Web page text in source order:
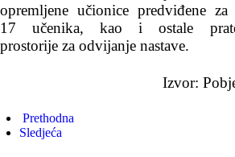
opremljene učionice predviđene za
17 učenika, kao i ostale
prostorije za odvijanje nastave.
Izvor:
Prethodna
Sledjeća